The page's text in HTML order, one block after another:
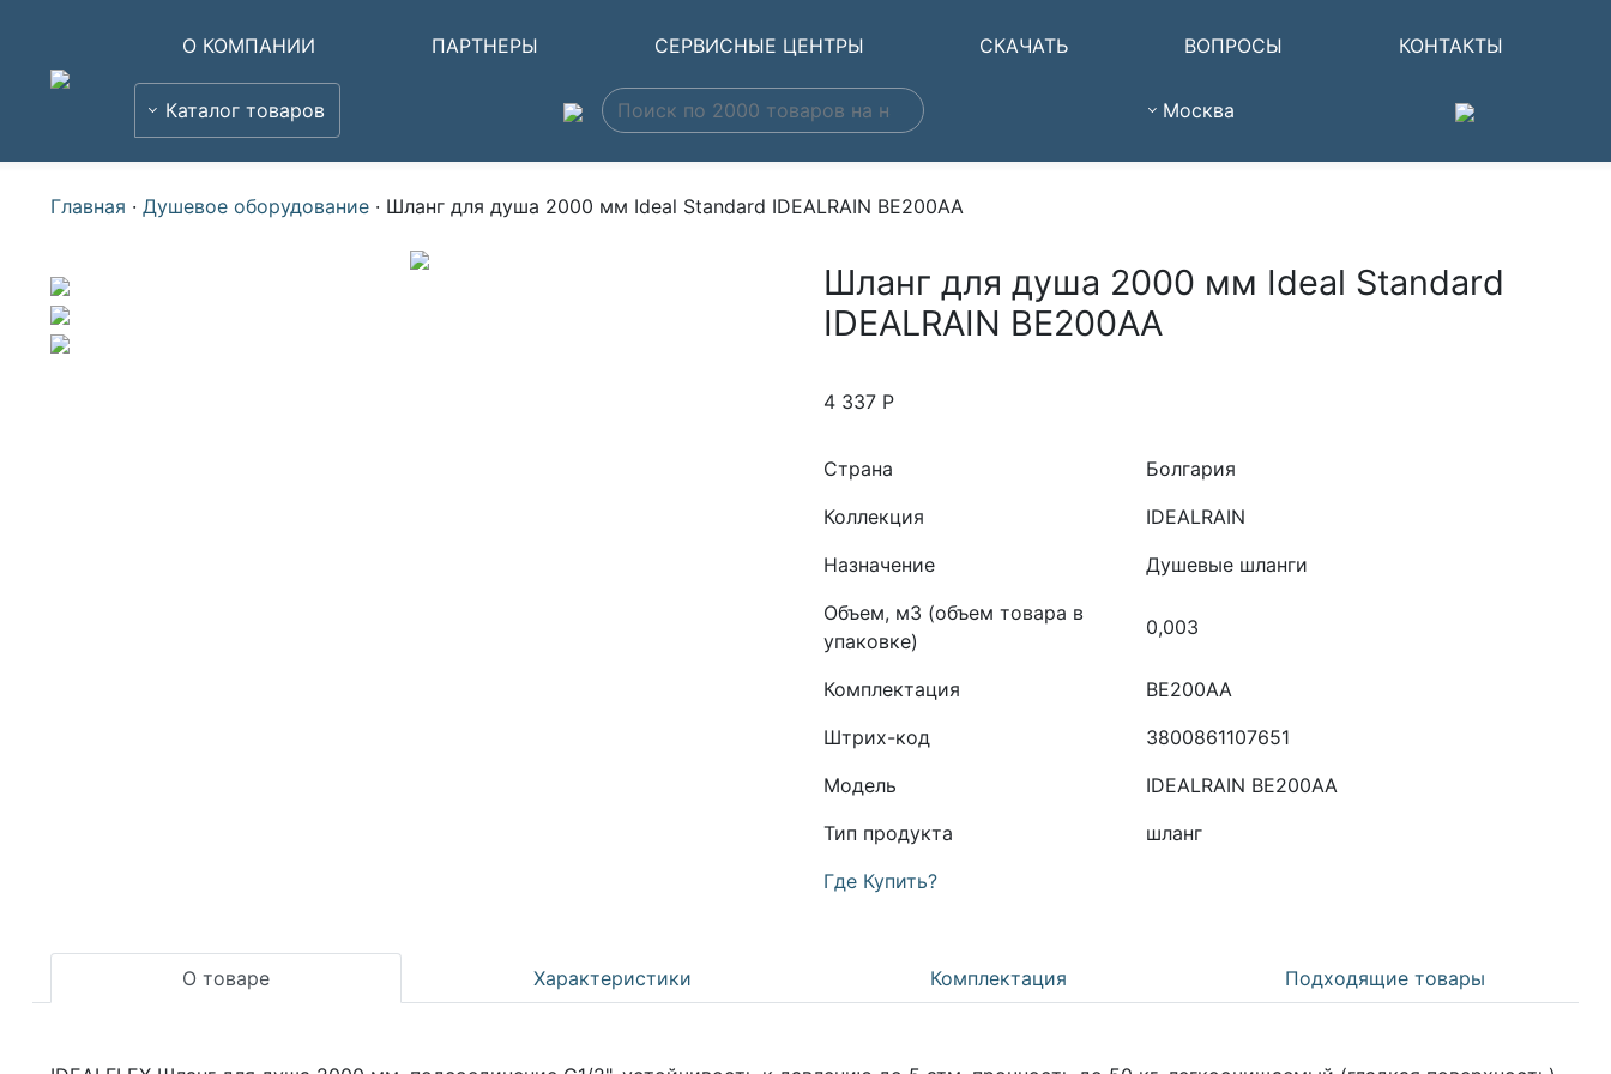
О КОМПАНИИ ПАРТНЕРЫ СЕРВИСНЫЕ ЦЕНТРЫ СКАЧАТЬ ВОПРОСЫ КОНТАКТЫ
Каталог товаров Москва
Главная · Душевое оборудование · Шланг для душа 2000 мм Ideal Standard IDEALRAIN BE200AA
Шланг для душа 2000 мм Ideal Standard
IDEALRAIN BE200AA
4 337 Р
Страна
Болгария
Коллекция
IDEALRAIN
Назначение
Душевые шланги
Объем, м3 (объем товара в
упаковке)
0,003
Комплектация
BE200AA
Штрих-код
3800861107651
Модель
IDEALRAIN BE200AA
Тип продукта
шланг
Где Купить?
О товаре Характеристики Комплектация Подходящие товары